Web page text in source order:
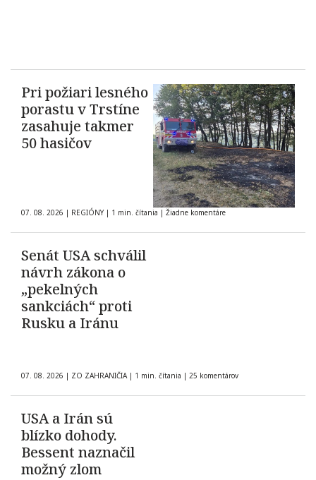
Pri požiari lesného
porastu v Trstíne
zasahuje takmer
50 hasičov
07. 08. 2026 | REGIÓNY | 1 min. čítania | Žiadne komentáre
Senát USA schválil
návrh zákona o
„pekelných
sankciách“ proti
Rusku a Iránu
07. 08. 2026 | ZO ZAHRANIČIA | 1 min. čítania | 25 komentárov
USA a Irán sú
blízko dohody.
Bessent naznačil
možný zlom